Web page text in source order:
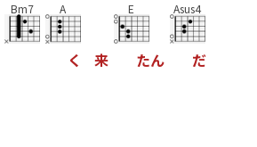
Bm7 A
く 来
E
たん
Asus4
だ